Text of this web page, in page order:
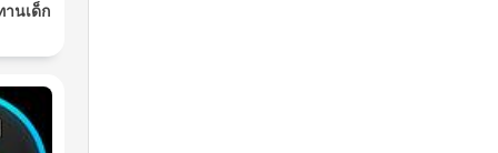
านเด็ก